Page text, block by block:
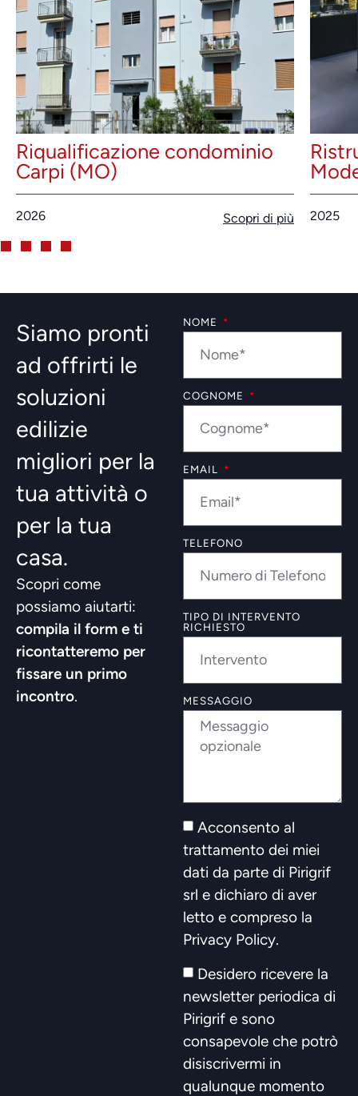
Riqualificazione condominio
Carpi (MO)
2026 Scopri di più 2025
Siamo pronti
ad offrirti le
soluzioni
edilizie
migliori per la
tua attività o
per la tua
casa.
Scopri come
possiamo aiutarti:
compila il form e ti
ricontatteremo per
fissare un primo
incontro.
NOME
COGNOME
EMAIL
TELEFONO
TIPO DI INTERVENTO
RICHIESTO
MESSAGGIO
Acconsento al
trattamento dei miei
dati da parte di Pirigrif
srl e dichiaro di aver
letto e compreso la
Privacy Policy.
Desidero ricevere la
newsletter periodica di
Pirigrif e sono
consapevole che potrò
disiscrivermi in
qualunque momento